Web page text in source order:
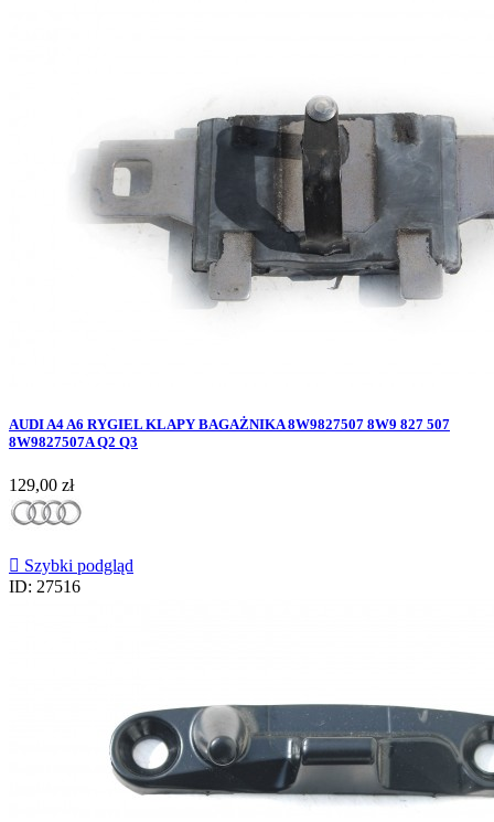
AUDI A4 A6 RYGIEL KLAPY BAGAŻNIKA 8W9827507 8W9 827 507
8W9827507A Q2 Q3
Cena
129,00 zł
 Szybki podgląd
ID: 27516